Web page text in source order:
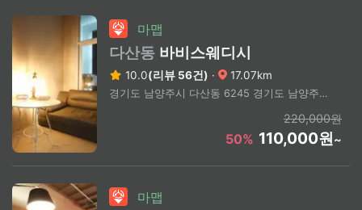
마맵
다산동 바비스웨디시
10.0(리뷰 56건) · 17.07km
경기도 남양주시 다산동 6245 경기도 남양주시 다산지금로
220,000원
50% 110,000원~
마맵